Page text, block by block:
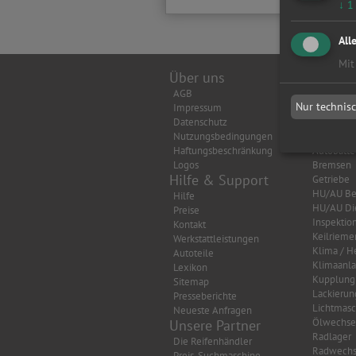
Über uns
AGB
Impressum
Datenschutz
Nutzungsbedingungen
Haftungsbeschränkung
Logos
Hilfe & Support
Hilfe
Preise
Kontakt
Werkstattleistungen
Autoteile
Lexikon
Sitemap
Presseberichte
Neueste Anfragen
Unsere Partner
Die Reifenhändler
Anlasser
Bremsen
Getriebe
HU/AU
HU/AU
Inspektion
Klima /
Kupplung
Radlager
↓ 1
Nur